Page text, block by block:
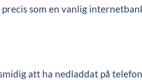
som en vanlig
att ha nedladdat på